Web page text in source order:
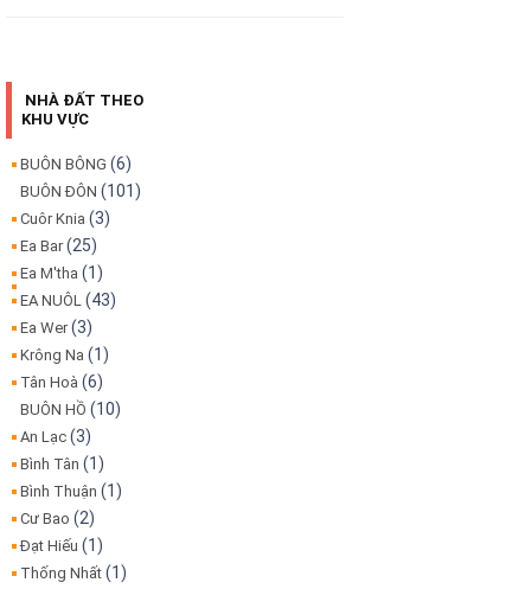
NHÀ ĐẤT THEO
KHU VỰC
BUÔN BÔNG (6)
BUÔN ĐÔN (101)
Cuôr Knia (3)
Ea Bar(25)
Ea M'tha (1)
EA NUÔL (43)
Ea Wer(3)
Krông Na (1)
Tân Hoà (6)
BUÔN HỒ (10)
An Lạc (3)
Bình Tân (1)
Bình Thuận (1)
Cư Bao (2)
Đạt Hiếu (1)
Thống Nhất (1)